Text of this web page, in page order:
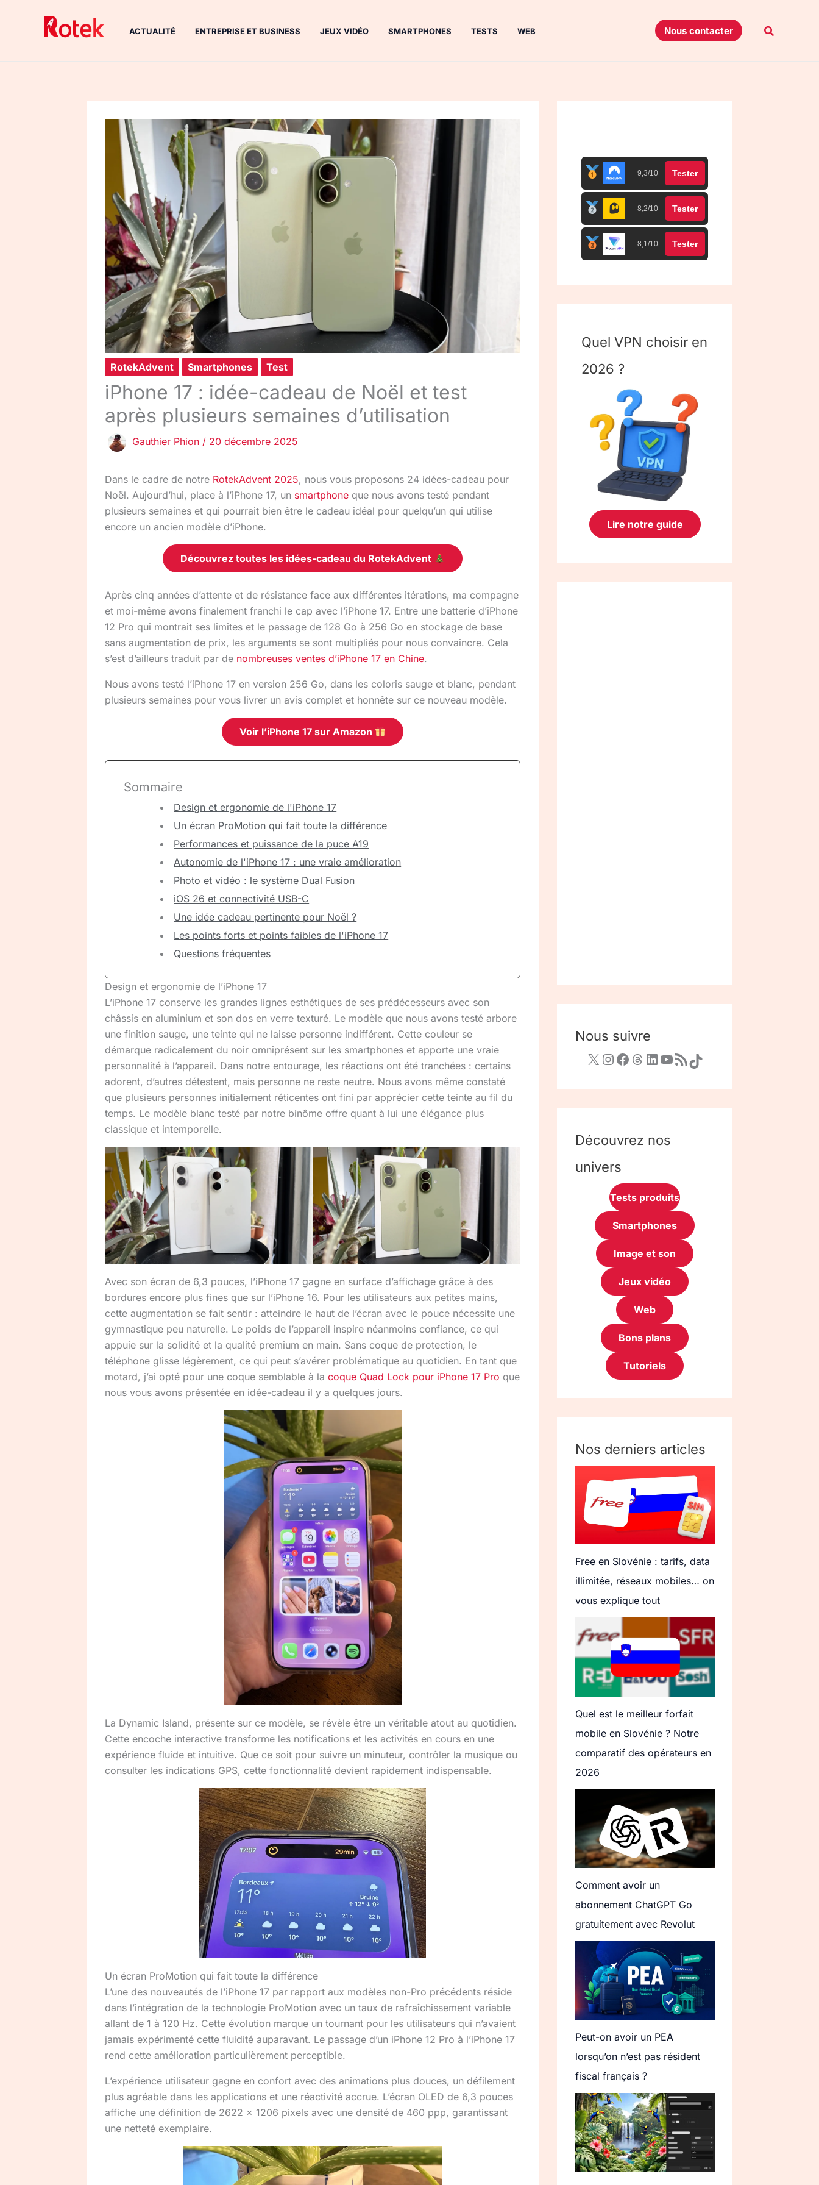
ACTUALITÉ ENTREPRISE ET BUSINESS JEUX VIDÉO SMARTPHONES TESTS WEB Nous contacter
RotekAdvent Smartphones Test
iPhone 17 : idée-cadeau de Noël et test
après plusieurs semaines d’utilisation
Gauthier Phion / 20 décembre 2025
Dans le cadre de notre RotekAdvent 2025, nous vous proposons 24 idées-cadeau pour
Noël. Aujourd’hui, place à l’iPhone 17, un smartphone que nous avons testé pendant
plusieurs semaines et qui pourrait bien être le cadeau idéal pour quelqu’un qui utilise
encore un ancien modèle d’iPhone.
Découvrez toutes les idées-cadeau du RotekAdvent
Après cinq années d’attente et de résistance face aux différentes itérations, ma compagne
et moi-même avons finalement franchi le cap avec l’iPhone 17. Entre une batterie d’iPhone
12 Pro qui montrait ses limites et le passage de 128 Go à 256 Go en stockage de base
sans augmentation de prix, les arguments se sont multipliés pour nous convaincre. Cela
s’est d’ailleurs traduit par de nombreuses ventes d’iPhone 17 en Chine.
Nous avons testé l’iPhone 17 en version 256 Go, dans les coloris sauge et blanc, pendant
plusieurs semaines pour vous livrer un avis complet et honnête sur ce nouveau modèle.
Voir l’iPhone 17 sur Amazon
Sommaire
Design et ergonomie de l'iPhone 17
Un écran ProMotion qui fait toute la différence
Performances et puissance de la puce A19
Autonomie de l'iPhone 17 : une vraie amélioration
Photo et vidéo : le système Dual Fusion
iOS 26 et connectivité USB-C
Une idée cadeau pertinente pour Noël ?
Les points forts et points faibles de l'iPhone 17
Questions fréquentes
Design et ergonomie de l’iPhone 17
L’iPhone 17 conserve les grandes lignes esthétiques de ses prédécesseurs avec son
châssis en aluminium et son dos en verre texturé. Le modèle que nous avons testé arbore
une finition sauge, une teinte qui ne laisse personne indifférent. Cette couleur se
démarque radicalement du noir omniprésent sur les smartphones et apporte une vraie
personnalité à l’appareil. Dans notre entourage, les réactions ont été tranchées : certains
adorent, d’autres détestent, mais personne ne reste neutre. Nous avons même constaté
que plusieurs personnes initialement réticentes ont fini par apprécier cette teinte au fil du
temps. Le modèle blanc testé par notre binôme offre quant à lui une élégance plus
classique et intemporelle.
Avec son écran de 6,3 pouces, l’iPhone 17 gagne en surface d’affichage grâce à des
bordures encore plus fines que sur l’iPhone 16. Pour les utilisateurs aux petites mains,
cette augmentation se fait sentir : atteindre le haut de l’écran avec le pouce nécessite une
gymnastique peu naturelle. Le poids de l’appareil inspire néanmoins confiance, ce qui
appuie sur la solidité et la qualité premium en main. Sans coque de protection, le
téléphone glisse légèrement, ce qui peut s’avérer problématique au quotidien. En tant que
motard, j’ai opté pour une coque semblable à la coque Quad Lock pour iPhone 17 Pro que
nous vous avons présentée en idée-cadeau il y a quelques jours.
La Dynamic Island, présente sur ce modèle, se révèle être un véritable atout au quotidien.
Cette encoche interactive transforme les notifications et les activités en cours en une
expérience fluide et intuitive. Que ce soit pour suivre un minuteur, contrôler la musique ou
consulter les indications GPS, cette fonctionnalité devient rapidement indispensable.
Un écran ProMotion qui fait toute la différence
L’une des nouveautés de l’iPhone 17 par rapport aux modèles non-Pro précédents réside
dans l’intégration de la technologie ProMotion avec un taux de rafraîchissement variable
allant de 1 à 120 Hz. Cette évolution marque un tournant pour les utilisateurs qui n’avaient
jamais expérimenté cette fluidité auparavant. Le passage d’un iPhone 12 Pro à l’iPhone 17
rend cette amélioration particulièrement perceptible.
L’expérience utilisateur gagne en confort avec des animations plus douces, un défilement
plus agréable dans les applications et une réactivité accrue. L’écran OLED de 6,3 pouces
affiche une définition de 2622 x 1206 pixels avec une densité de 460 ppp, garantissant
une netteté exemplaire.
9,3/10 Tester
8,2/10 Tester
8,1/10 Tester
Quel VPN choisir en
2026 ?
Lire notre guide
Nous suivre
Découvrez nos
univers
Tests produits
Smartphones
Image et son
Jeux vidéo
Web
Bons plans
Tutoriels
Nos derniers articles
Free en Slovénie : tarifs, data
illimitée, réseaux mobiles… on
vous explique tout
Quel est le meilleur forfait
mobile en Slovénie ? Notre
comparatif des opérateurs en
2026
Comment avoir un
abonnement ChatGPT Go
gratuitement avec Revolut
Peut-on avoir un PEA
lorsqu’on n’est pas résident
fiscal français ?